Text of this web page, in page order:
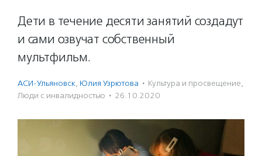
Дети в течение десяти занятий создадут
и сами озвучат собственный
мультфильм.
АСИ-Ульяновск, Юлия Узрютова · Культура и просвещение,
Люди с инвалидностью · 26.10.2020